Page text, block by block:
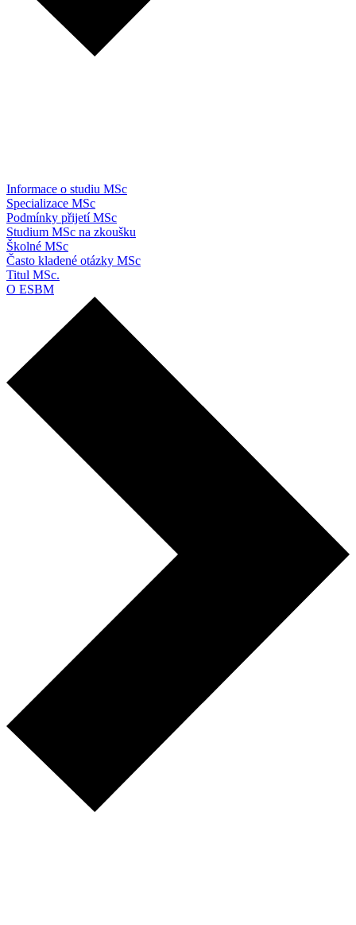
Informace o studiu MSc
Specializace MSc
Podmínky přijetí MSc
Studium MSc na zkoušku
Školné MSc
Často kladené otázky MSc
Titul MSc.
O ESBM